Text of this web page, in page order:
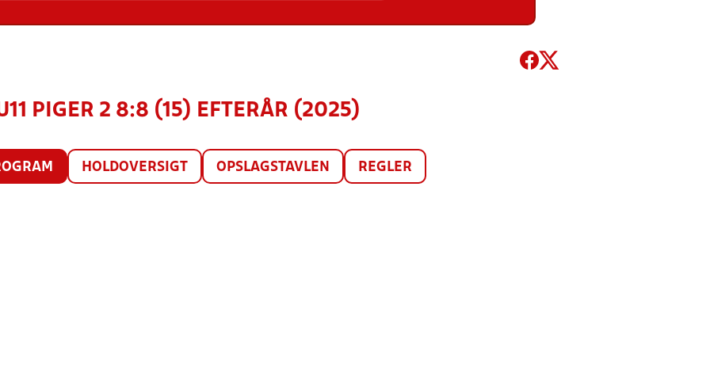
PIGER 2 8:8 (15) EFTERÅR (2025)
HOLDOVERSIGT OPSLAGSTAVLEN REGLER